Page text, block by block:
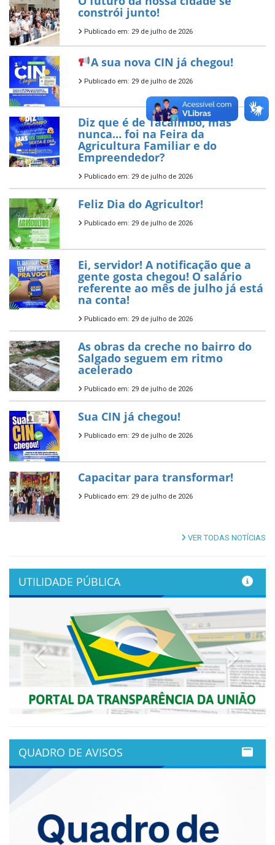
constrói junto!
Publicado em: 29 de julho de 2026
A sua nova CIN já chegou!
Publicado em: 29 de julho de 2026
Diz que é de Tacaimbó, mas
nunca… foi na Feira da
Agricultura Familiar e do
Empreendedor?
Publicado em: 29 de julho de 2026
Feliz Dia do Agricultor!
Publicado em: 29 de julho de 2026
Ei, servidor! A notificação que a
gente gosta chegou! O salário
referente ao mês de julho já está
na conta!
Publicado em: 29 de julho de 2026
As obras da creche no bairro do
Salgado seguem em ritmo
acelerado
Publicado em: 29 de julho de 2026
Sua CIN já chegou!
Publicado em: 29 de julho de 2026
Capacitar para transformar!
Publicado em: 29 de julho de 2026
VER TODAS NOTÍCIAS
UTILIDADE PÚBLICA
Previous Next
QUADRO DE AVISOS